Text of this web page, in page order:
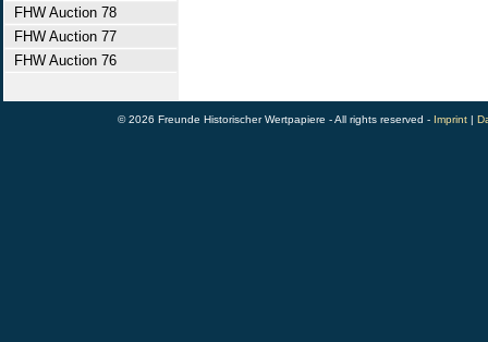
FHW Auction 78
FHW Auction 77
FHW Auction 76
© 2026 Freunde Historischer Wertpapiere - All rights reserved - Imprint |